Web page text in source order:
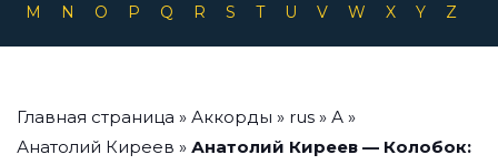
M
N O P Q R S T U V W X Y Z
Главная страница » Аккорды » rus » А »
Анатолий Киреев » Анатолий Киреев — Колобок: